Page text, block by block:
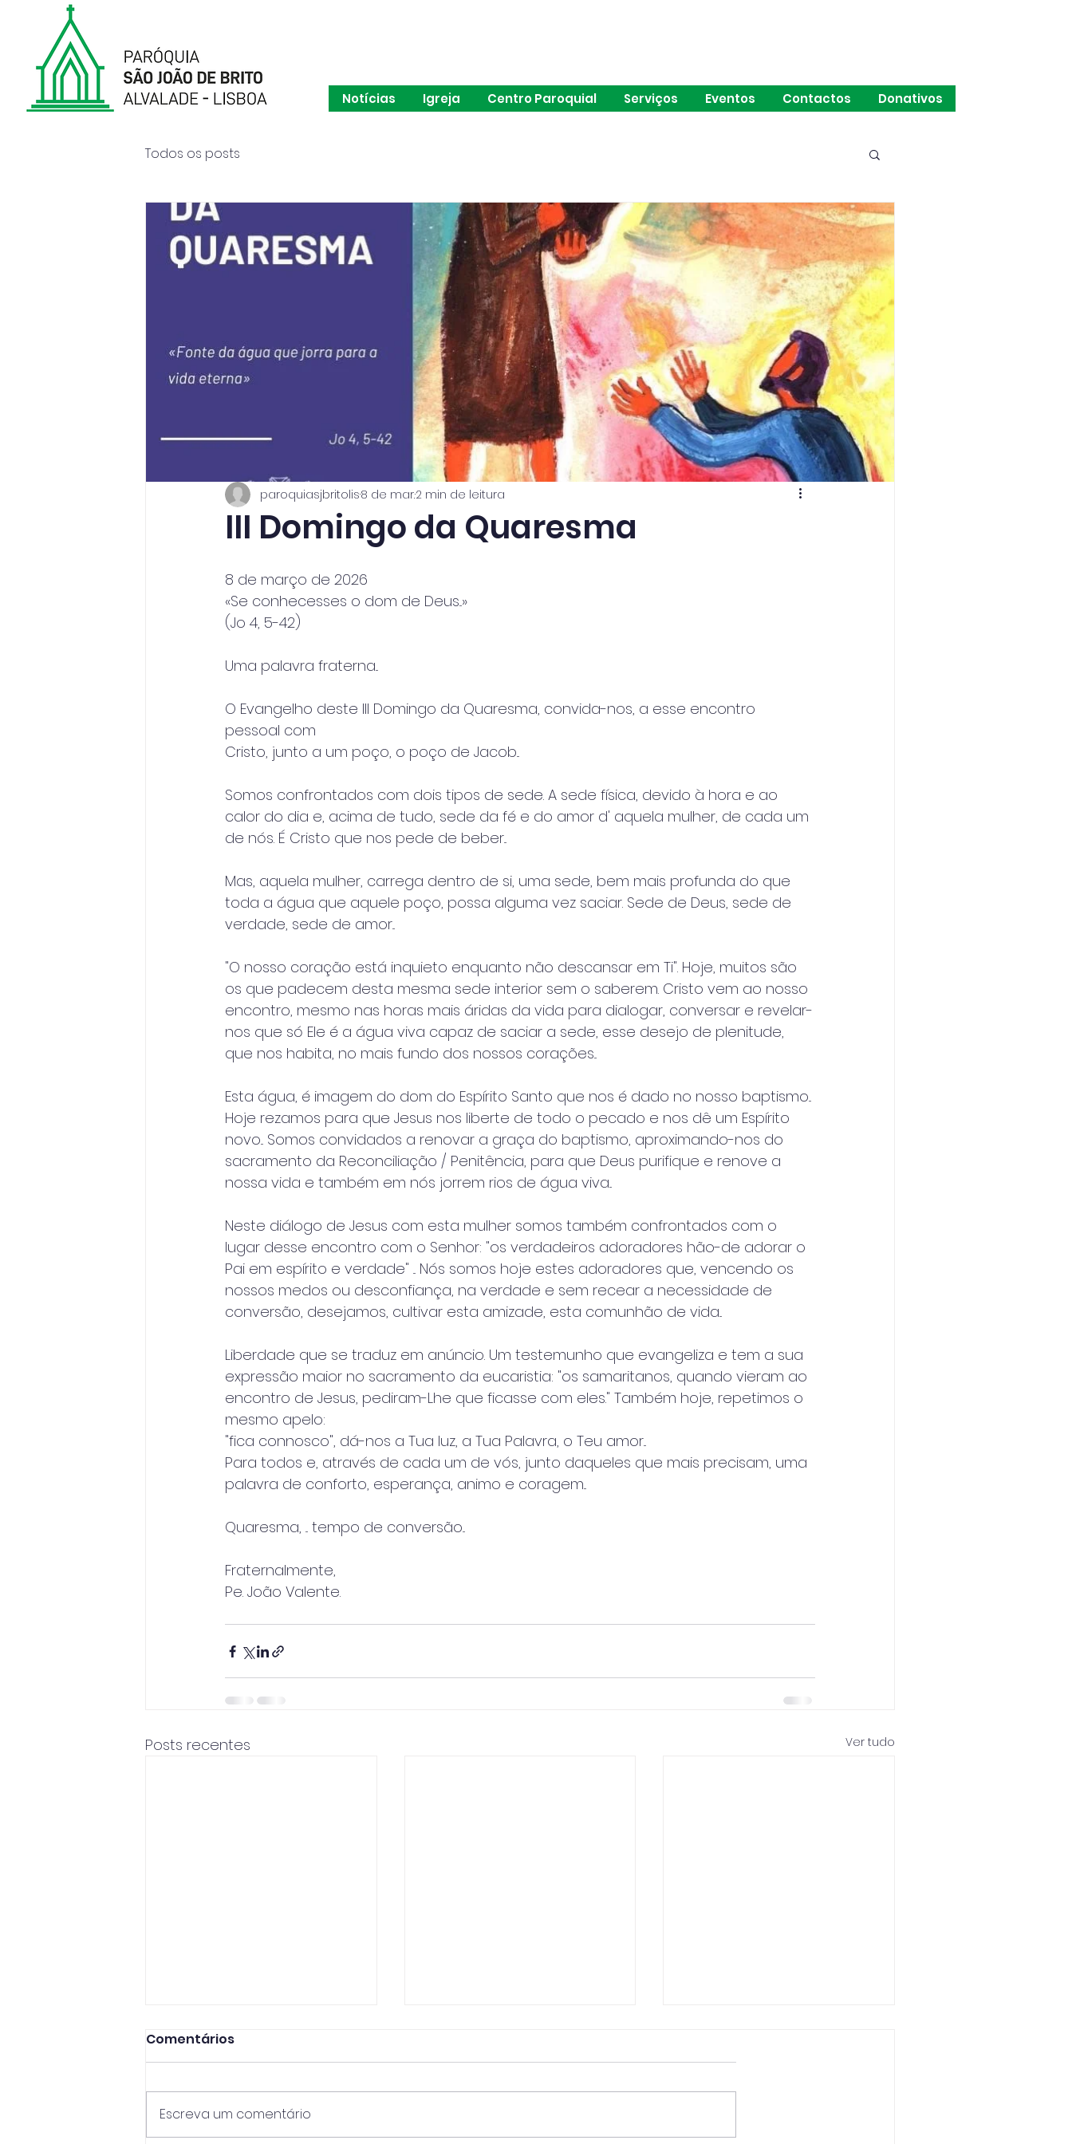
Notícias Igreja Centro Paroquial Serviços Eventos Contactos Donativos
Todos os posts
III Domingo da Quaresma
paroquiasjbritolis8 de mar.2 min de leitura
8 de março de 2026
«Se conhecesses o dom de Deus...»
(Jo 4, 5-42)
Uma palavra fraterna...
O Evangelho deste Ill Domingo da Quaresma, convida-nos, a esse encontro
pessoal com
Cristo, junto a um poço, o poço de Jacob...
Somos confrontados com dois tipos de sede. A sede física, devido à hora e ao
calor do dia e, acima de tudo, sede da fé e do amor d' aquela mulher, de cada um
de nós. É Cristo que nos pede de beber...
Mas, aquela mulher, carrega dentro de si, uma sede, bem mais profunda do que
toda a água que aquele poço, possa alguma vez saciar. Sede de Deus, sede de
verdade, sede de amor...
"O nosso coração está inquieto enquanto não descansar em Ti". Hoje, muitos são
os que padecem desta mesma sede interior sem o saberem. Cristo vem ao nosso
encontro, mesmo nas horas mais áridas da vida para dialogar, conversar e revelar-
nos que só Ele é a água viva capaz de saciar a sede, esse desejo de plenitude,
que nos habita, no mais fundo dos nossos corações...
Esta água, é imagem do dom do Espírito Santo que nos é dado no nosso baptismo...
Hoje rezamos para que Jesus nos liberte de todo o pecado e nos dê um Espírito
novo... Somos convidados a renovar a graça do baptismo, aproximando-nos do
sacramento da Reconciliação / Penitência, para que Deus purifique e renove a
nossa vida e também em nós jorrem rios de água viva...
Neste diálogo de Jesus com esta mulher somos também confrontados com o
lugar desse encontro com o Senhor: "os verdadeiros adoradores hão-de adorar o
Pai em espírito e verdade" ... Nós somos hoje estes adoradores que, vencendo os
nossos medos ou desconfiança, na verdade e sem recear a necessidade de
conversão, desejamos, cultivar esta amizade, esta comunhão de vida...
Liberdade que se traduz em anúncio. Um testemunho que evangeliza e tem a sua
expressão maior no sacramento da eucaristia: "os samaritanos, quando vieram ao
encontro de Jesus, pediram-Lhe que ficasse com eles." Também hoje, repetimos o
mesmo apelo:
"fica connosco", dá-nos a Tua luz, a Tua Palavra, o Teu amor...
Para todos e, através de cada um de vós, junto daqueles que mais precisam, uma
palavra de conforto, esperança, animo e coragem...
Quaresma, ... tempo de conversão...
Fraternalmente,
Pe. João Valente.
Posts recentes Ver tudo
Comentários
Escreva um comentário